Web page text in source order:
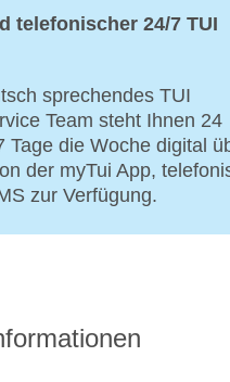
telefonischer 24/7 TUI
sprechendes TUI
Team steht Ihnen 24
Tage die Woche digital
der myTui App,
zur Verfügung.